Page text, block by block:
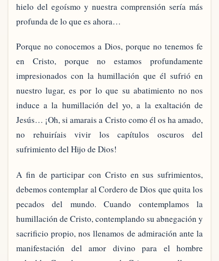
hielo del egoísmo y nuestra comprensión sería más
profunda de lo que es ahora…
Porque no conocemos a Dios, porque no tenemos fe
en Cristo, porque no estamos profundamente
impresionados con la humillación que él sufrió en
nuestro lugar, es por lo que su abatimiento no nos
induce a la humillación del yo, a la exaltación de
Jesús… ¡Oh, si amarais a Cristo como él os ha amado,
no rehuiríais vivir los capítulos oscuros del
sufrimiento del Hijo de Dios!
A fin de participar con Cristo en sus sufrimientos,
debemos contemplar al Cordero de Dios que quita los
pecados del mundo. Cuando contemplamos la
humillación de Cristo, contemplando su abnegación y
sacrificio propio, nos llenamos de admiración ante la
manifestación del amor divino para el hombre